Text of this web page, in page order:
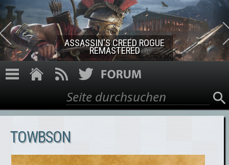
Direkt zum Inhalt
ASSASSIN'S CREED ROGUE
REMASTERED
Suchformular
Suche
TOWBSON